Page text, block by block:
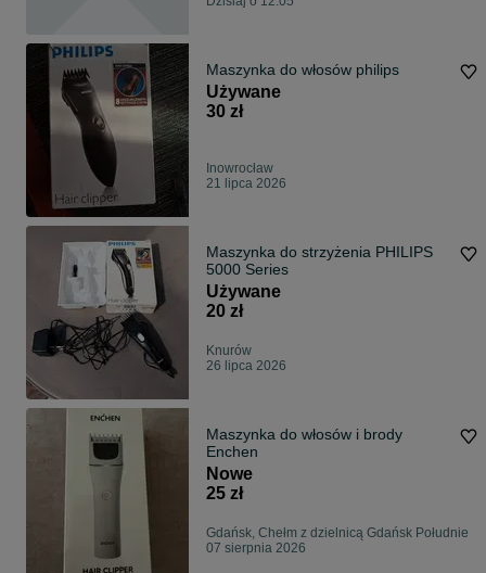
Maszynka do włosów philips
Używane
30 zł
Inowrocław
21 lipca 2026
Maszynka do strzyżenia PHILIPS
5000 Series
Używane
20 zł
Knurów
26 lipca 2026
Maszynka do włosów i brody
Enchen
Nowe
25 zł
Gdańsk, Chełm z dzielnicą Gdańsk Południe
07 sierpnia 2026